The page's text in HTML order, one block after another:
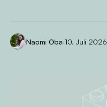
Naomi Oba·10. Juli 2026